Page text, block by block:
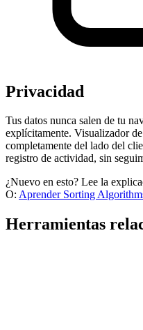
Privacidad
Tus datos nunca salen de tu
explícitamente. Visualizador
completamente del lado del
registro de actividad, sin
¿Nuevo en esto? Lee la
O: Aprender Sorting
Herramientas